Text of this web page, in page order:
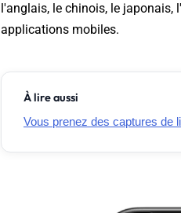
l'anglais, le chinois, le
applications mobiles.
À lire aussi
Vous prenez des captures de